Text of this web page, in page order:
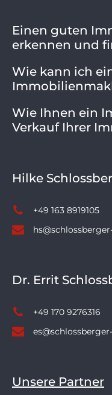
Einen guten
erkennen und
Wie kann ich
Wie Ihnen ein
Verkauf Ihrer
Hilke
+49 163 8919105
Dr. Errit
+49 170 9276316
Unsere Partner